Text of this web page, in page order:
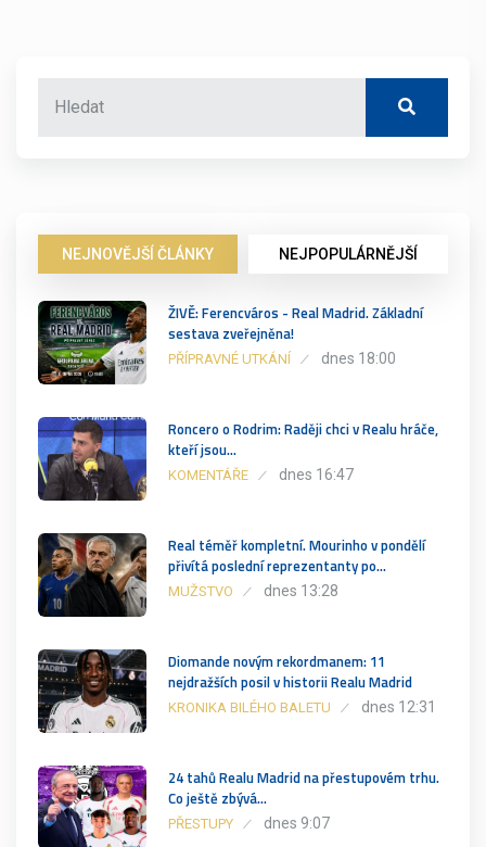
NEJNOVĚJŠÍ ČLÁNKY NEJPOPULÁRNĚJŠÍ
ŽIVĚ: Ferencváros - Real Madrid. Základní
sestava zveřejněna!
PŘÍPRAVNÉ UTKÁNÍ dnes 18:00
Roncero o Rodrim: Raději chci v Realu hráče,
kteří jsou…
KOMENTÁŘE dnes 16:47
Real téměř kompletní. Mourinho v pondělí
přivítá poslední reprezentanty po…
MUŽSTVO dnes 13:28
Diomande novým rekordmanem: 11
nejdražších posil v historii Realu Madrid
KRONIKA BILÉHO BALETU dnes 12:31
24 tahů Realu Madrid na přestupovém trhu.
Co ještě zbývá…
PŘESTUPY dnes 9:07